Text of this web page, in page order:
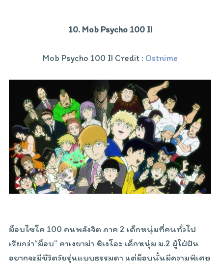
10. Mob Psycho 100 II
Mob Psycho 100 II Credit : Ostnime
ม็อบไซโค 100 คนพลังจิต ภาค 2 เด็กหนุ่มที่คนทั่วไป
เรียกว่า“ม็อบ” คาเงยาม่า ชิเงโอะ เด็กหนุ่ม ม.2 ผู้ใฝ่ฝัน
อยากจะมีชีวิตวัยรุ่นแบบธรรมดา แต่ม็อบนั้นมีความพิเศษ